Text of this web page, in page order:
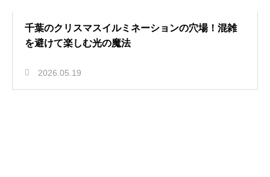
千葉のクリスマスイルミネーションの穴場！混雑
を避けて楽しむ光の魔法
2026.05.19